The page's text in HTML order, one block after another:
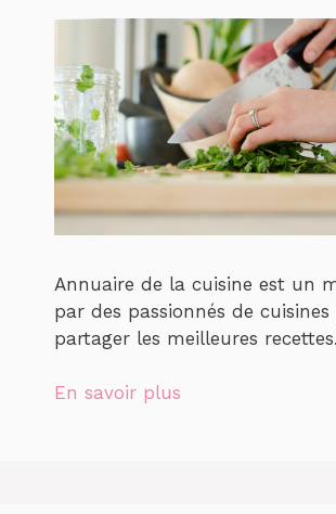
Annuaire de la cuisine est un
par des passionnés de
partager les meilleures recettes.
En savoir plus